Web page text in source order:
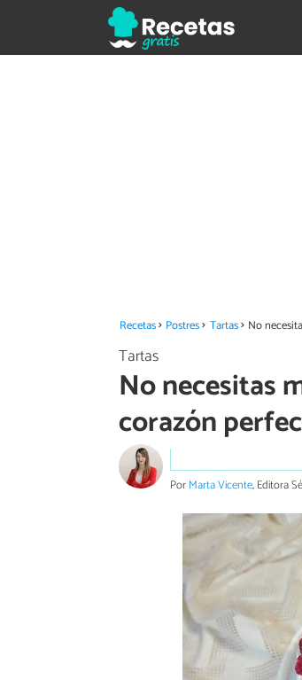
Recetas Postres Tartas No
Tartas
No necesitas
corazón
PorMarta Vicente, Editora